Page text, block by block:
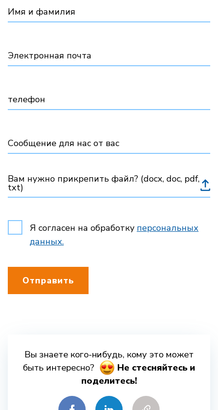
Имя и фамилия
Электронная почта
телефон
Сообщение для нас от вас
Вам нужно прикрепить файл? (docx, doc, pdf,
txt)
Я согласен на обработку персональных
данных.
Отправить
Вы знаете кого-нибудь, кому это может
быть интересно?
Hе стесняйтесь и
поделитесь!